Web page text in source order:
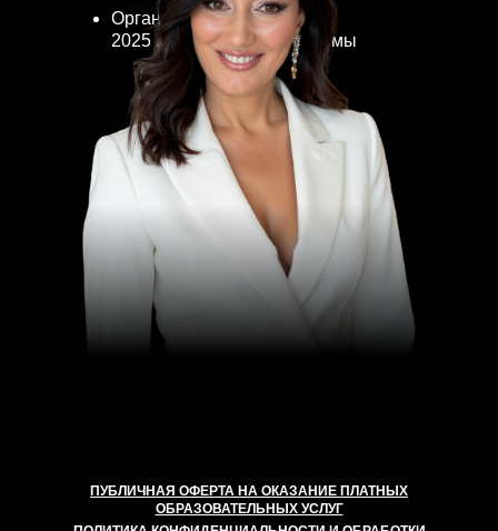
Организатор БлогерКонф
2025 при поддержке Госдумы
ПУБЛИЧНАЯ ОФЕРТА НА ОКАЗАНИЕ ПЛАТНЫХ
ОБРАЗОВАТЕЛЬНЫХ УСЛУГ